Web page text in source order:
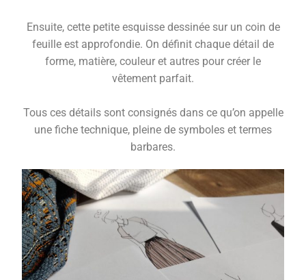
Ensuite, cette petite esquisse dessinée sur un coin de
feuille est approfondie. On définit chaque détail de
forme, matière, couleur et autres pour créer le
vêtement parfait.
Tous ces détails sont consignés dans ce qu’on appelle
une fiche technique, pleine de symboles et termes
barbares.